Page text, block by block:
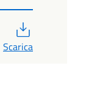
Scarica